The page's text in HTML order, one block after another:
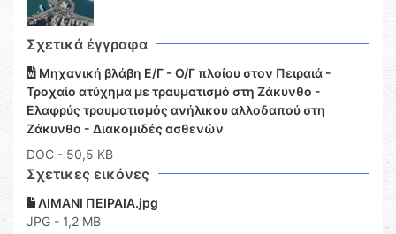
Σχετικά έγγραφα
Μηχανική βλάβη Ε/Γ - Ο/Γ πλοίου στον Πειραιά -
Τροχαίο ατύχημα με τραυματισμό στη Ζάκυνθο -
Ελαφρύς τραυματισμός ανήλικου αλλοδαπού στη
Ζάκυνθο - Διακομιδές ασθενών
DOC - 50,5 KB
Σχετικες εικόνες
ΛΙΜΑΝΙ ΠΕΙΡΑΙΑ.jpg
JPG - 1,2 MB